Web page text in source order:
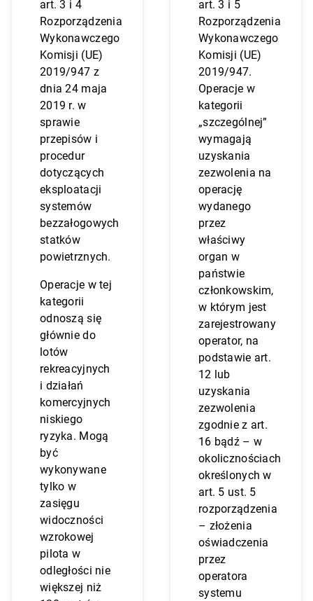
art. 3 i 4
Rozporządzenia
Wykonawczego
Komisji (UE)
2019/947 z
dnia 24 maja
2019 r. w
sprawie
przepisów i
procedur
dotyczących
eksploatacji
systemów
bezzałogowych
statków
powietrznych.
Operacje w tej
kategorii
odnoszą się
głównie do
lotów
rekreacyjnych
i działań
komercyjnych
niskiego
ryzyka. Mogą
być
wykonywane
tylko w
zasięgu
widoczności
wzrokowej
pilota w
odległości nie
większej niż
art. 3 i 5
Rozporządzenia
Wykonawczego
Komisji (UE)
2019/947.
Operacje w
kategorii
„szczególnej”
wymagają
uzyskania
zezwolenia na
operację
wydanego
przez
właściwy
organ w
państwie
członkowskim,
w którym jest
zarejestrowany
operator, na
podstawie art.
12 lub
uzyskania
zezwolenia
zgodnie z art.
16 bądź – w
okolicznościach
określonych w
art. 5 ust. 5
rozporządzenia
– złożenia
oświadczenia
przez
operatora
systemu